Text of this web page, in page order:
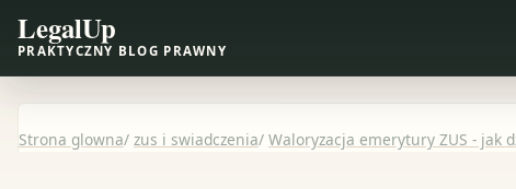
LegalUp
PRAKTYCZNY BLOG PRAWNY
Strona glowna/ zus i swiadczenia/ Waloryzacja emerytury ZUS - jak